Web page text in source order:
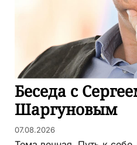
Беседа с
Шаргуновым
07.08.2026